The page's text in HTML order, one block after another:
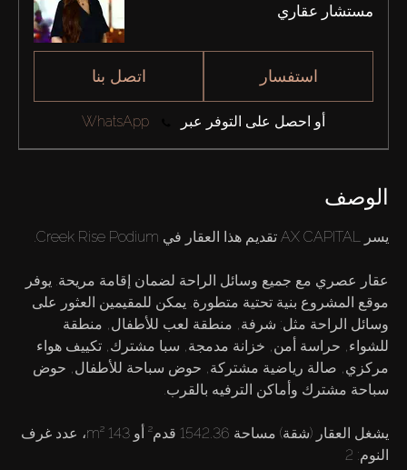
مستشار عقاري
اتصل بنا استفسار
أو احصل على التوفر عبر WhatsApp
الوصف
عقار عصري مع جميع وسائل الراحة لضمان إقامة مريحة. يوفر
موقع المشروع بنية تحتية متطورة. يمكن للمقيمين العثور على
وسائل الراحة مثل: شرفة, منطقة لعب للأطفال, منطقة
للشواء, حراسة أمن, خزانة مدمجة, سبا مشترك, تكييف هواء
مركزي, صالة رياضية مشتركة, حوض سباحة للأطفال, حوض
يشغل العقار (شقة) مساحة 1542.36 قدم² أو 143 m²، عدد غرف
النوم: 2